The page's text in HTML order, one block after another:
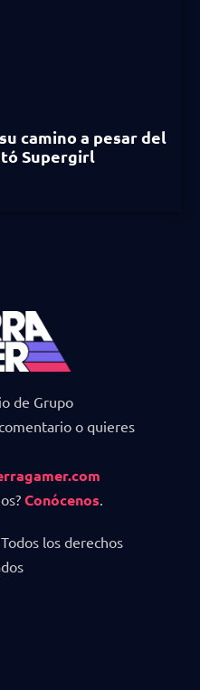
camino a pesar del
Supergirl
de Grupo
o quieres
Conócenos
los derechos